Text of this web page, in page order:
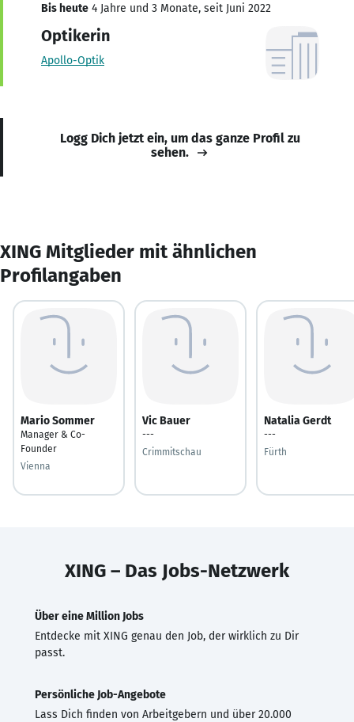
Bis heute 4 Jahre und 3 Monate, seit Juni 2022
Optikerin
Apollo-Optik
Logg Dich jetzt ein, um das ganze Profil zu
sehen.
XING Mitglieder mit ähnlichen
Profilangaben
Mario Sommer
Manager & Co-
Founder
Vienna
Vic Bauer
---
Crimmitschau
Natalia Gerdt
---
Fürth
XING – Das Jobs-Netzwerk
Über eine Million Jobs
Entdecke mit XING genau den Job, der wirklich zu Dir
passt.
Persönliche Job-Angebote
Lass Dich finden von Arbeitgebern und über 20.000